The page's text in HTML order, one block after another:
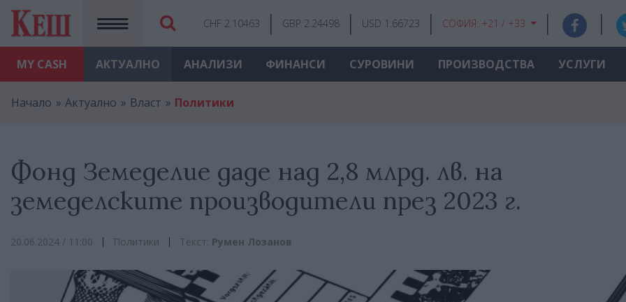
MY CASH
CHF 2.10463 GBP 2.24498 USD 1.66723 СОФИЯ: +21 / +33
АКТУАЛНО АНАЛИЗИ ФИНАНСИ СУРОВИНИ ПРОИЗВОДСТВА УСЛУГИ
Начало Актуално Власт Политики
Фонд Земеделие даде над 2,8 млрд. лв. на
земеделските производители през 2023 г.
20.06.2024 / 11:00 Политики Текст: Румен Лозанов